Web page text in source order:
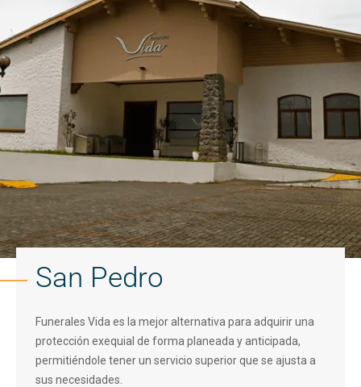
San Pedro
Funerales Vida es la mejor alternativa para adquirir una
protección exequial de forma planeada y anticipada,
permitiéndole tener un servicio superior que se ajusta a
sus necesidades.